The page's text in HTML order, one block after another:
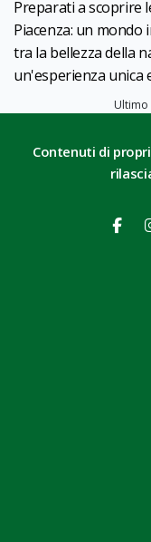
Preparati a scoprire
Piacenza: un
tra la bellezza della
un'esperienza unica
Ultimo
Contenuti di